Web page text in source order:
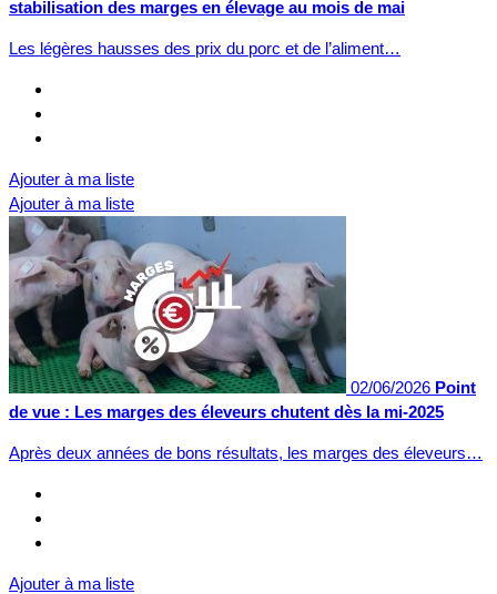
stabilisation des marges en élevage au mois de mai
Les légères hausses des prix du porc et de l’aliment…
Ajouter à ma liste
Ajouter à ma liste
02/06/2026 Point
de vue : Les marges des éleveurs chutent dès la mi-2025
Après deux années de bons résultats, les marges des éleveurs…
Ajouter à ma liste